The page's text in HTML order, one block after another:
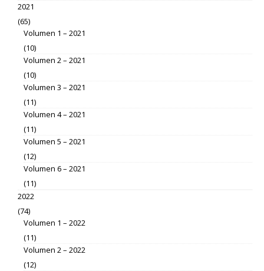
2021
(65)
Volumen 1 – 2021
(10)
Volumen 2 – 2021
(10)
Volumen 3 – 2021
(11)
Volumen 4 – 2021
(11)
Volumen 5 – 2021
(12)
Volumen 6 – 2021
(11)
2022
(74)
Volumen 1 – 2022
(11)
Volumen 2 – 2022
(12)